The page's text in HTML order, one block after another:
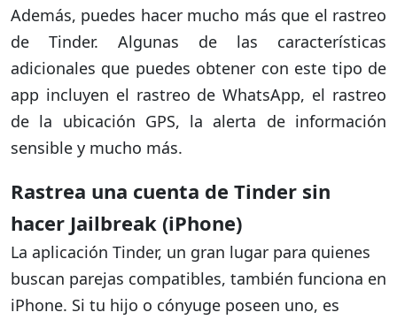
Además, puedes hacer mucho más que el rastreo
de Tinder. Algunas de las características
adicionales que puedes obtener con este tipo de
app incluyen el rastreo de WhatsApp, el rastreo
de la ubicación GPS, la alerta de información
sensible y mucho más.
Rastrea una cuenta de Tinder sin
hacer Jailbreak (iPhone)
La aplicación Tinder, un gran lugar para quienes
buscan parejas compatibles, también funciona en
iPhone. Si tu hijo o cónyuge poseen uno, es